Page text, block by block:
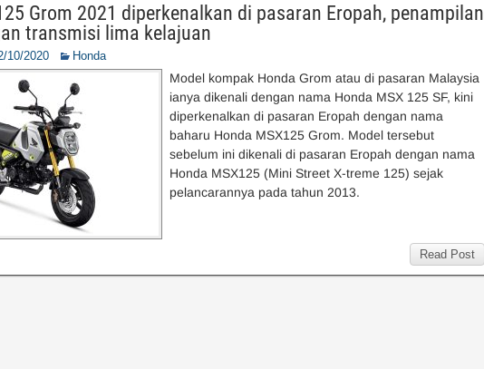
Grom 2021 diperkenalkan di pasaran Eropah, penampilan
transmisi lima kelajuan
10/2020 Honda
Model kompak Honda Grom atau di pasaran Malaysia
ianya dikenali dengan nama Honda MSX 125 SF, kini
diperkenalkan di pasaran Eropah dengan nama
baharu Honda MSX125 Grom. Model tersebut
sebelum ini dikenali di pasaran Eropah dengan nama
Honda MSX125 (Mini Street X-treme 125) sejak
pelancarannya pada tahun 2013.
Read Post